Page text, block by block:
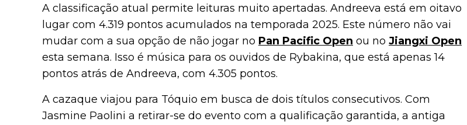
A classificação atual permite leituras muito apertadas. Andreeva está em oitavo
lugar com 4.319 pontos acumulados na temporada 2025. Este número não vai
mudar com a sua opção de não jogar no Pan Pacific Open ou no Jiangxi Open
esta semana. Isso é música para os ouvidos de Rybakina, que está apenas 14
pontos atrás de Andreeva, com 4.305 pontos.
A cazaque viajou para Tóquio em busca de dois títulos consecutivos. Com
Jasmine Paolini a retirar-se do evento com a qualificação garantida, a antiga